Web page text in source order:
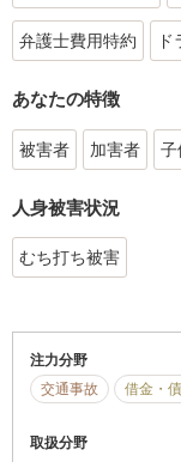
弁護士費用特約
あなたの特徴
被害者 加害者 子
人身被害状況
むち打ち被害
注力分野
交通事故
借金・
取扱分野